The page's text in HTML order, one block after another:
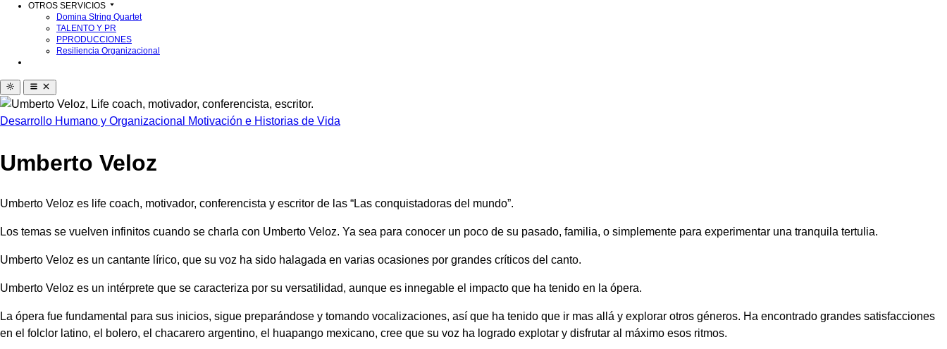
OTROS SERVICIOS
Domina String Quartet
TALENTO Y PR
PPRODUCCIONES
Resiliencia Organizacional
Desarrollo Humano y Organizacional Motivación e Historias de Vida
Umberto Veloz
Umberto Veloz es life coach, motivador, conferencista y escritor de las “Las conquistadoras del mundo”.
Los temas se vuelven infinitos cuando se charla con Umberto Veloz. Ya sea para conocer un poco de su pasado, familia, o simplemente para experimentar una tranquila tertulia.
Umberto Veloz es un cantante lírico, que su voz ha sido halagada en varias ocasiones por grandes críticos del canto.
Umberto Veloz es un intérprete que se caracteriza por su versatilidad, aunque es innegable el impacto que ha tenido en la ópera.
La ópera fue fundamental para sus inicios, sigue preparándose y tomando vocalizaciones, así que ha tenido que ir mas allá y explorar otros géneros. Ha encontrado grandes satisfacciones
en el folclor latino, el bolero, el chacarero argentino, el huapango mexicano, cree que su voz ha logrado explotar y disfrutar al máximo esos ritmos.